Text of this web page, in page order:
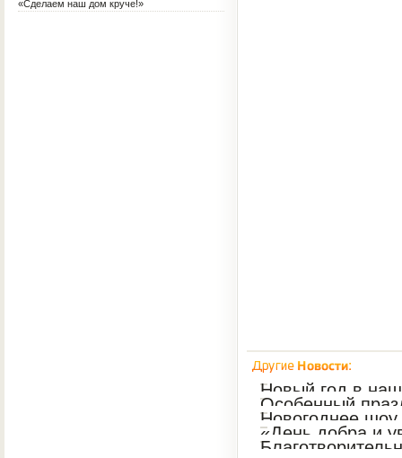
терапия для воспитателя?
«Сделаем наш дом круче!»
Новый год в
Особенный
Новогоднее
«День добра и